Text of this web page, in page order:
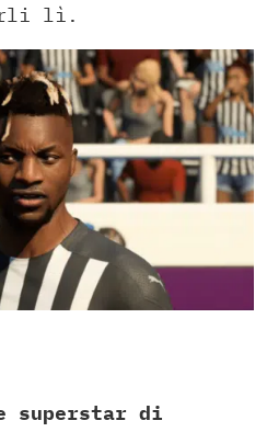
lì.
superstar di